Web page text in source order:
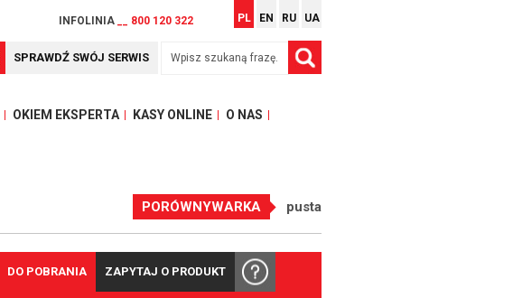
INFOLINIA __ 800 120 322 PL EN RU UA
SPRAWDŹ SWÓJ SERWIS
OKIEM EKSPERTA KASY ONLINE O NAS
PORÓWNYWARKA pusta
DO POBRANIA ZAPYTAJ O PRODUKT